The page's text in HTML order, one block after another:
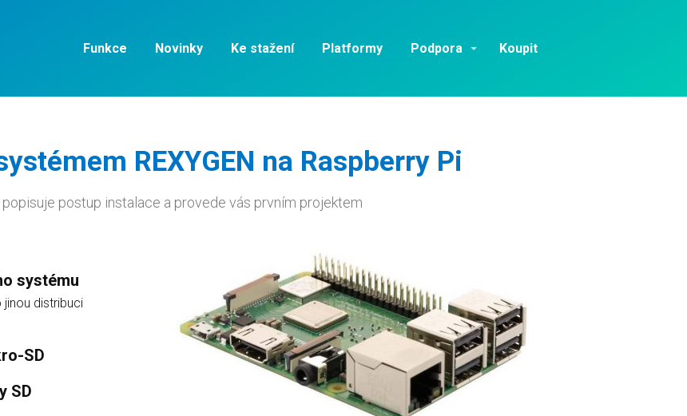
Funkce Novinky Ke stažení Platformy Podpora Koupit
REXYGEN na Raspberry Pi
postup instalace a provede vás prvním projektem
systému
jinou distribuci
SD
SD